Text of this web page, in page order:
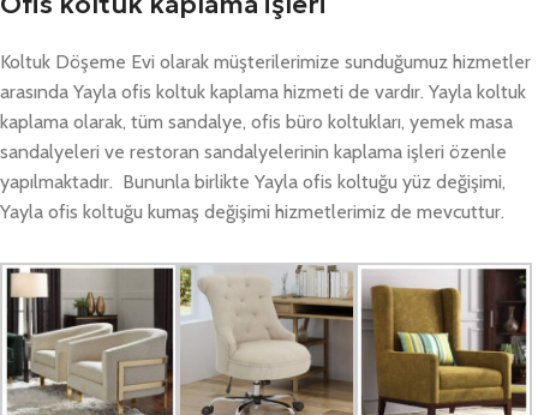
Koltuk Döşeme Evi olarak müşterilerimize sunduğumuz hizmetler
arasında Yayla ofis koltuk kaplama hizmeti de vardır. Yayla koltuk
kaplama olarak, tüm sandalye, ofis büro koltukları, yemek masa
sandalyeleri ve restoran sandalyelerinin kaplama işleri özenle
yapılmaktadır. Bununla birlikte Yayla ofis koltuğu yüz değişimi,
Yayla ofis koltuğu kumaş değişimi hizmetlerimiz de mevcuttur.